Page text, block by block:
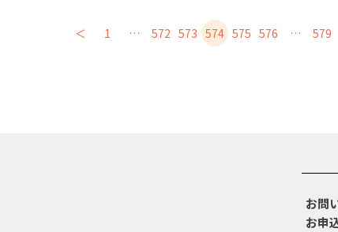
＜ 1 … 572 573 574 575 576 … 579
お問
お申